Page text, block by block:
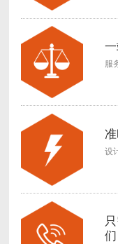
服
设
们